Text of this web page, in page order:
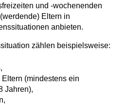
und -wochenenden
Eltern in
anbieten.
zählen beispielsweise:
(mindestens ein
Jahren),